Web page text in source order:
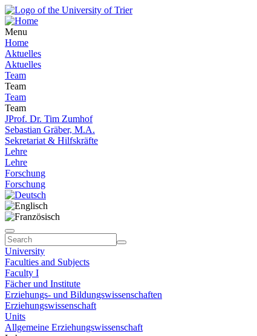
Menu
Home
Aktuelles
Aktuelles
Team
Team
Team
Team
JProf. Dr. Tim Zumhof
Sebastian Gräber, M.A.
Sekretariat & Hilfskräfte
Lehre
Lehre
Forschung
Forschung
University
Faculties and Subjects
Faculty I
Fächer und Institute
Erziehungs- und Bildungswissenschaften
Erziehungswissenschaft
Units
Allgemeine Erziehungswissenschaft